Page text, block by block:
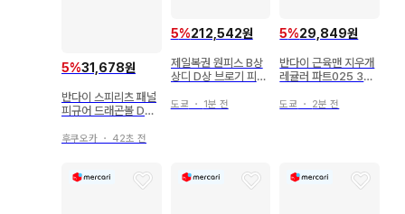
5%31,678원
반다이 스피리츠 패널
피규어 드래곤볼 DAI
후쿠오카 ・ 42초 전
5%212,542원
제일복권 원피스 B상
상디 D상 브로기 피규
도쿄 ・ 1분 전
5%29,849원
반다이 근육맨 지우개
레귤러 파트025 340
도쿄 ・ 2분 전